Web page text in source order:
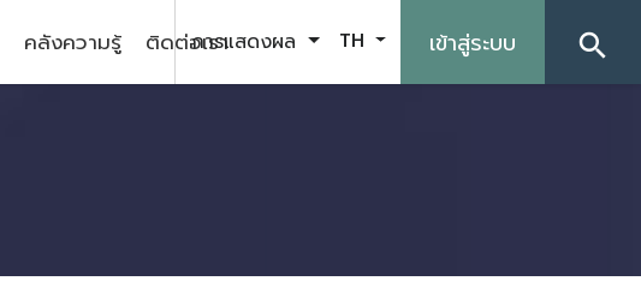
คลังความรู้ ติดต่อเราการแสดงผล TH เข้าสู่ระบบ search